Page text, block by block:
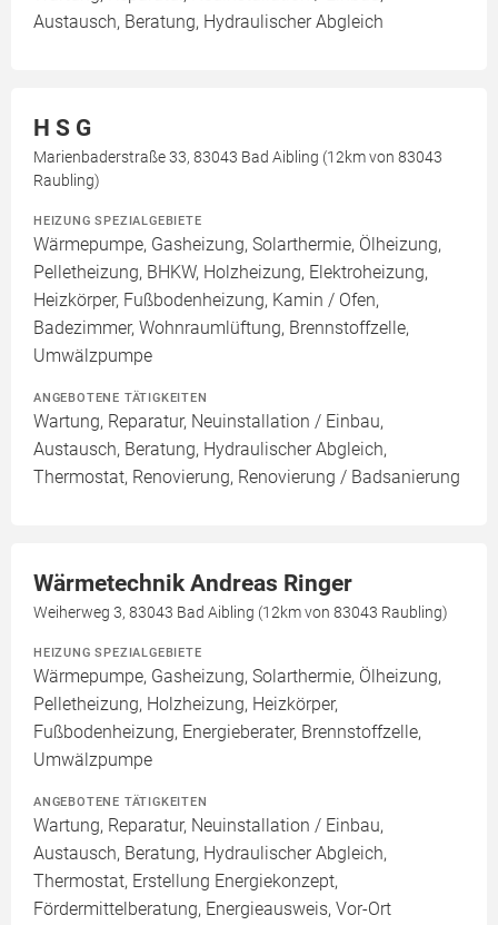
Austausch, Beratung, Hydraulischer Abgleich
H S G
Marienbaderstraße 33, 83043 Bad Aibling (12km von 83043
Raubling)
HEIZUNG SPEZIALGEBIETE
Wärmepumpe, Gasheizung, Solarthermie, Ölheizung,
Pelletheizung, BHKW, Holzheizung, Elektroheizung,
Heizkörper, Fußbodenheizung, Kamin / Ofen,
Badezimmer, Wohnraumlüftung, Brennstoffzelle,
Umwälzpumpe
ANGEBOTENE TÄTIGKEITEN
Wartung, Reparatur, Neuinstallation / Einbau,
Austausch, Beratung, Hydraulischer Abgleich,
Thermostat, Renovierung, Renovierung / Badsanierung
Wärmetechnik Andreas Ringer
Weiherweg 3, 83043 Bad Aibling (12km von 83043 Raubling)
HEIZUNG SPEZIALGEBIETE
Wärmepumpe, Gasheizung, Solarthermie, Ölheizung,
Pelletheizung, Holzheizung, Heizkörper,
Fußbodenheizung, Energieberater, Brennstoffzelle,
Umwälzpumpe
ANGEBOTENE TÄTIGKEITEN
Wartung, Reparatur, Neuinstallation / Einbau,
Austausch, Beratung, Hydraulischer Abgleich,
Thermostat, Erstellung Energiekonzept,
Fördermittelberatung, Energieausweis, Vor-Ort